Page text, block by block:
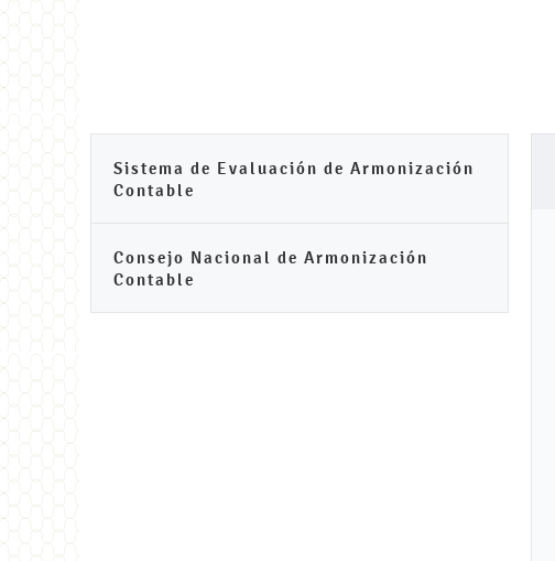
Sistema de Evaluación de Armonización
Contable
Consejo Nacional de Armonización
Contable